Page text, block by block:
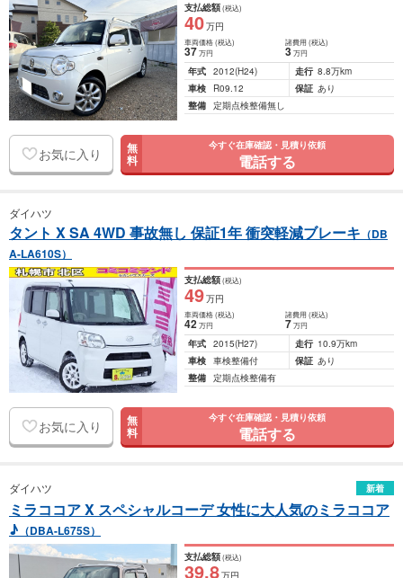
支払総額(税込)
40万円
車両価格(税込)
37万円
諸費用 (税込)
3 万円
年式 2012(H24) 走行 8.8万km
車検
R09.12 保証 あり
整備 定期点検整備無し
お気に入り 無
料
今すぐ在庫確認・見積り依頼
電話する
ダイハツ
タント X SA 4WD 事故無し 保証1年 衝突軽減ブレーキ （DB
A-LA610S）
支払総額(税込)
49万円
車両価格(税込)
42万円
諸費用 (税込)
7 万円
年式 2015(H27) 走行 10.9万km
車検 車検整備付 保証 あり
整備 定期点検整備有
お気に入り 無
料
今すぐ在庫確認・見積り依頼
電話する
ダイハツ 新着
ミラココア X スペシャルコーデ 女性に大人気のミラココア
♪ （DBA-L675S）
支払総額(税込)
39.8万円